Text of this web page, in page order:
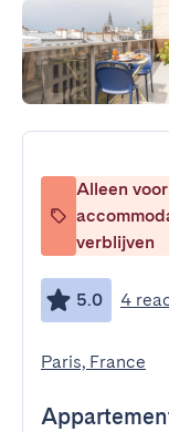
Alleen
verblijven
5.0 4
Paris, France